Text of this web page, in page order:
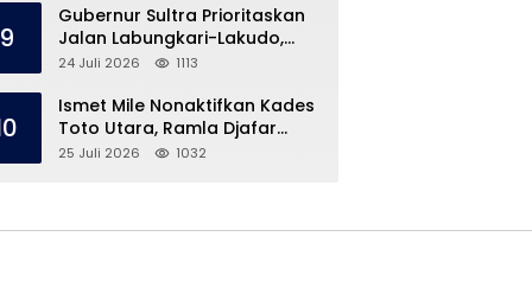
Gubernur Sultra Prioritaskan
Jalan Labungkari-Lakudo,
Buteng Kebagian 1,7 Km
24 Juli 2026 1113
Ismet Mile Nonaktifkan Kades
Toto Utara, Ramla Djafar
Ungkap Versinya
25 Juli 2026 1032